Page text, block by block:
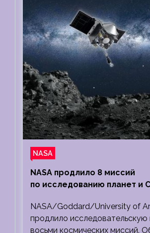
NASA
NASA продлило 8 миссий
по исследованию планет и
NASA/Goddard/University of
продлило
восьми космических миссий.